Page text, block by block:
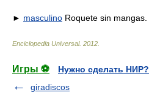
► masculino Roquete sin mangas.
Enciclopedia Universal. 2012
Игры ⚽
Нужно сделать НИР?
giradiscos